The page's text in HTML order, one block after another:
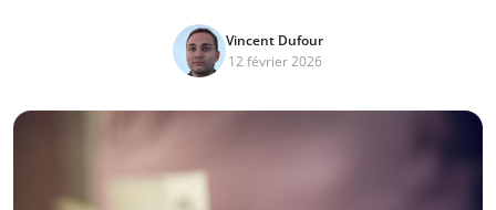
Vincent Dufour
12 février 2026